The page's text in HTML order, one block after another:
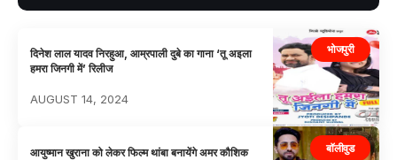
भोजपुरी
दिनेश लाल यादव निरहुआ, आम्रपाली दुबे का गाना ‘तू अइला
हमरा जिनगी में’ रिलीज
AUGUST 14, 2024
बॉलीवुड
आयुष्मान खुराना को लेकर फिल्म थांबा बनायेंगे अमर कौशिक